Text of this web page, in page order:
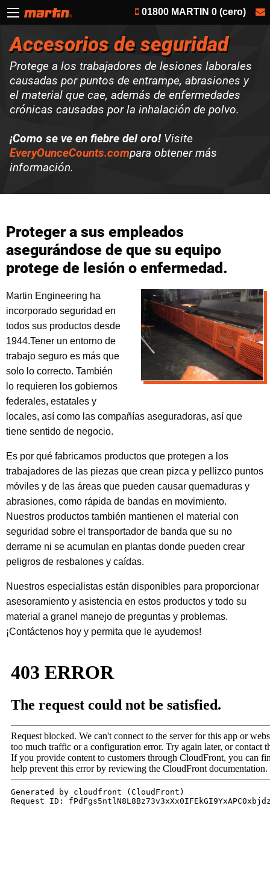
01800 MARTIN 0 (cero)
Accesorios de seguridad
Protege a los trabajadores de lesiones laborales
causadas por puntos de entrampe, abrasiones y
el material que cae, además de enfermedades
crónicas causadas por la inhalación de polvo.
¡Como se ve en fiebre del oro!Visite
EveryOunceCounts.compara obtener más
información.
Proteger a sus empleados
asegurándose de que su equipo
protege de lesión o enfermedad.
Martin Engineering ha
incorporado seguridad en
todos sus productos desde
1944.Tener un entorno de
trabajo seguro es más que
solo lo correcto. También
lo requieren los gobiernos
federales, estatales y
locales, así como las compañías aseguradoras, así que
tiene sentido de negocio.
Es por qué fabricamos productos que protegen a los
trabajadores de las piezas que crean pizca y pellizco puntos
móviles y de las áreas que pueden causar quemaduras y
abrasiones, como rápida de bandas en movimiento.
Nuestros productos también mantienen el material con
seguridad sobre el transportador de banda que su no
derrame ni se acumulan en plantas donde pueden crear
peligros de resbalones y caídas.
Nuestros especialistas están disponibles para proporcionar
asesoramiento y asistencia en estos productos y todo su
material a granel manejo de preguntas y problemas.
¡Contáctenos hoy y permita que le ayudemos!